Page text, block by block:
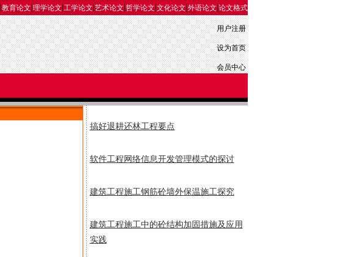
|教育论文|理学论文|工学论文|艺术论文|哲学论文|文化论文|外语论文|论文格式
用户注册
设为首页
会员中心
搞好退耕还林工程要点
软件工程网络信息开发管理模式的探讨
建筑工程施工钢筋砼墙外保温施工探究
建筑工程施工中的砼结构加固措施及应用
实践